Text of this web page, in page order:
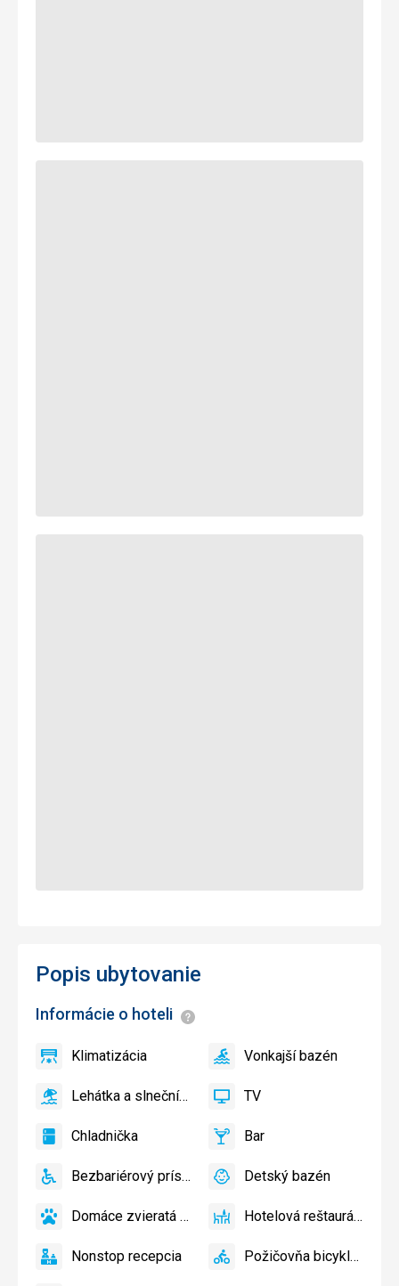
Popis ubytovanie
Informácie o hoteli Informácie
Klimatizácia
Klimatizácia
áno
VonkajšíVonkajší bazén
áno
Lehátka
slnečníky
bazéne
Lehátka a slnečníky pri bazéne zadarmo
áno TV TV
áno
Chladnička
Chladnička
áno Bar Bar
áno
Bezbariérový
Bezbariérový prístup
áno
DetskýDetský bazén
áno
Domáce
povolené
Domáce zvieratá povolené
áno
Hotelová
Hotelová reštaurácia
áno
NonstopNonstop recepcia
áno
Požičovňa
Požičovňa bicyklov
áno